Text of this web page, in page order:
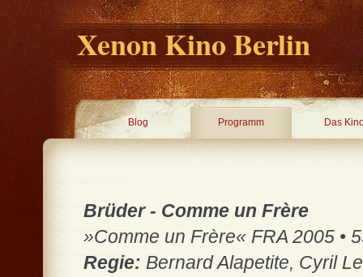
Xenon Kino Berlin
Blog Programm Das
Brüder - Comme un Frère
»Comme un Frère« FRA 2005 •
Regie: Bernard Alapetite, Cyril